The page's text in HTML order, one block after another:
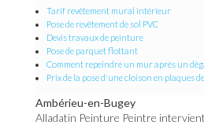
Tarif revêtement mural intérieur
Pose de revêtement de sol PVC
Devis travaux de peinture
Pose de parquet flottant
Comment repeindre un mur après un
Prix de la pose d'une cloison en plaques
Ambérieu-en-Bugey
Alladatin Peinture Peintre